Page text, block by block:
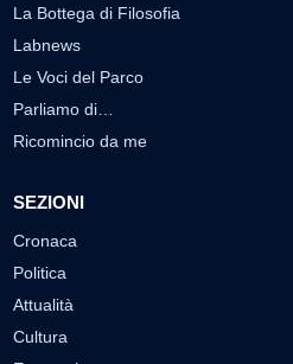
La Bottega di Filosofia
Labnews
Le Voci del Parco
Parliamo di…
Ricomincio da me
SEZIONI
Cronaca
Politica
Attualità
Cultura